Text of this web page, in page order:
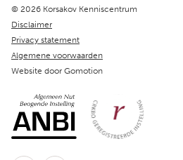
Copyright navigation
© 2026 Korsakov Kenniscentrum
Disclaimer
Privacy statement
Algemene voorwaarden
Website door Gomotion